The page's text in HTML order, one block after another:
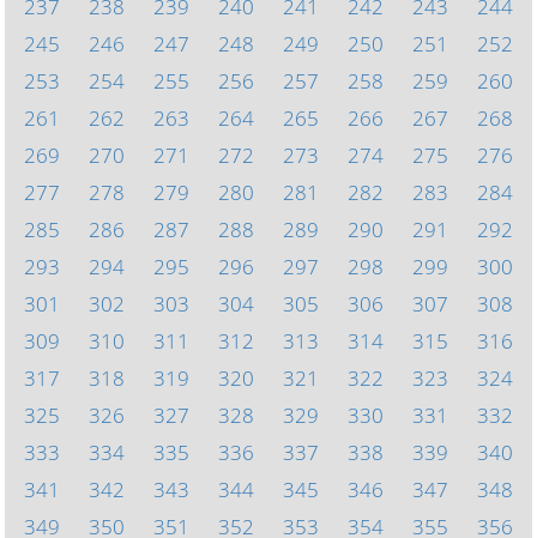
237
238 239 240 241 242 243
244
245
246 247 248 249 250 251
252
253
254 255 256 257 258 259
260
261
262 263 264 265 266 267
268
269
270 271 272 273 274 275
276
277
278 279 280 281 282 283
284
285
286 287 288 289 290 291
292
293
294 295 296 297 298 299
300
301
302 303 304 305 306 307
308
309
310 311 312 313 314 315
316
317
318 319 320 321 322 323
324
325
326 327 328 329 330 331
332
333
334 335 336 337 338 339
340
341
342 343 344 345 346 347
348
349
350 351 352 353 354 355 356